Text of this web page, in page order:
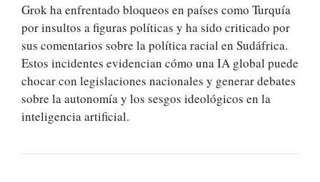
Grok ha enfrentado bloqueos en países como Turquía
por insultos a figuras políticas y ha sido criticado por
sus comentarios sobre la política racial en Sudáfrica.
Estos incidentes evidencian cómo una IA global puede
chocar con legislaciones nacionales y generar debates
sobre la autonomía y los sesgos ideológicos en la
inteligencia artificial.